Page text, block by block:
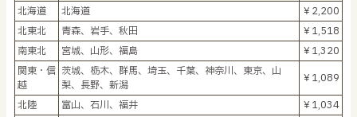
北海道 北海道
￥2,200
北東北
青森、岩手、秋田
￥1,518
南東北
宮城、山形、福島
￥1,320
関東・信
越
茨城、栃木、群馬、埼玉、千葉、神奈川、東京、山
梨、長野、新潟
￥1,089
北陸
富山、石川、福井
￥1,034